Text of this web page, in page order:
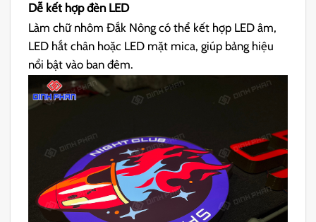
Dễ kết hợp đèn LED
Làm chữ nhôm Đắk Nông có thể kết hợp LED âm,
LED hắt chân hoặc LED mặt mica, giúp bảng hiệu
nổi bật vào ban đêm.